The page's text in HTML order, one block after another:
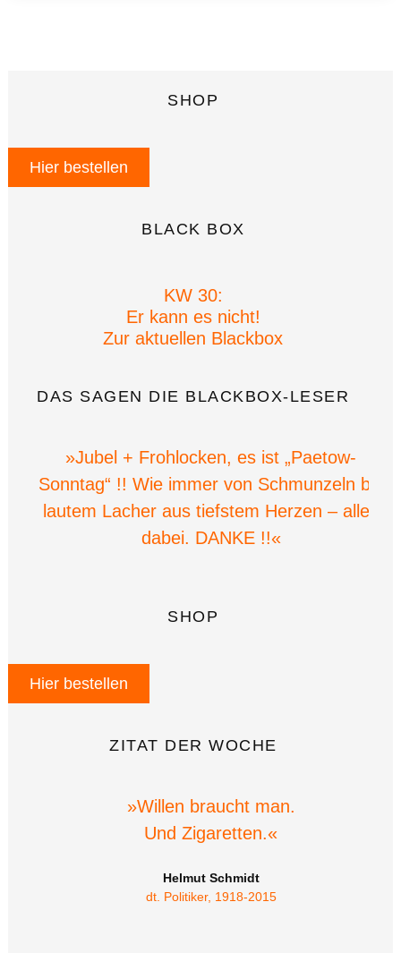
SHOP
Hier bestellen
BLACK BOX
KW 30:
Er kann es nicht!
Zur aktuellen Blackbox
DAS SAGEN DIE BLACKBOX-LESER
»Jubel + Frohlocken, es ist „Paetow-
Sonntag“ !! Wie immer von Schmunzeln bis
lautem Lacher aus tiefstem Herzen – alles
dabei. DANKE !!«
SHOP
Hier bestellen
ZITAT DER WOCHE
»Willen braucht man.
Und Zigaretten.«
Helmut Schmidt
dt. Politiker, 1918-2015